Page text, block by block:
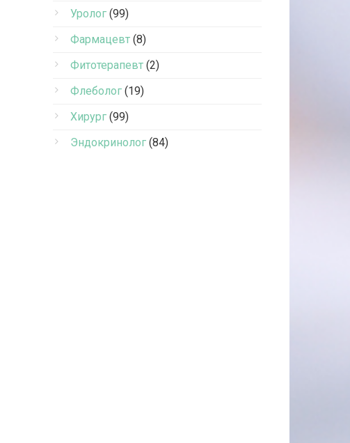
Уролог (99)
Фармацевт (8)
Фитотерапевт (2)
Флеболог (19)
Хирург (99)
Эндокринолог (84)